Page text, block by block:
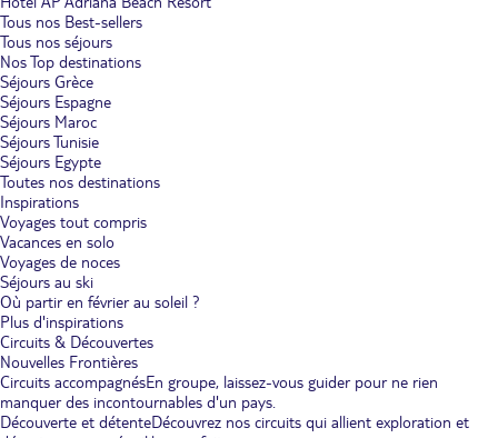
Tous nos Best-sellers
Tous nos séjours
Nos Top destinations
Séjours Grèce
Séjours Espagne
Séjours Maroc
Séjours Tunisie
Séjours Egypte
Toutes nos destinations
Inspirations
Voyages tout compris
Vacances en solo
Voyages de noces
Séjours au ski
Où partir en février au soleil ?
Plus d'inspirations
Circuits & Découvertes
Nouvelles Frontières
Circuits accompagnésEn groupe, laissez-vous guider pour ne rien
manquer des incontournables d'un pays.
Découverte et détenteDécouvrez nos circuits qui allient exploration et